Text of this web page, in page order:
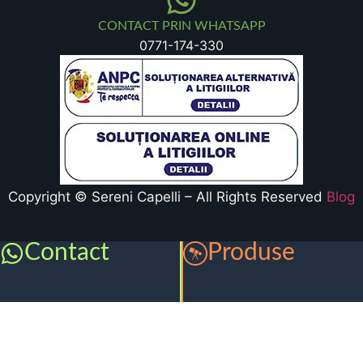
CONTACT PRIN WHATSAPP
0771-174-330
Copyright © Sereni Capelli – All Rights Reserved Blog
Contact Produse